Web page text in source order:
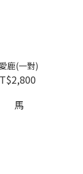
鹿(一對)